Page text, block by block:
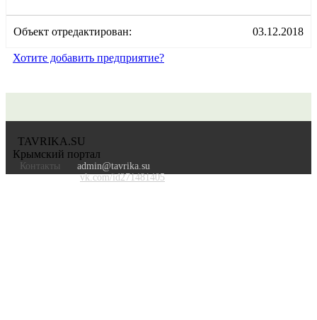
Объект отредактирован: 03.12.2018
Хотите добавить предприятие?
TAVRIKA.SU
Крымский портал
Контакты
admin@tavrika.su
vk.com/id271481405